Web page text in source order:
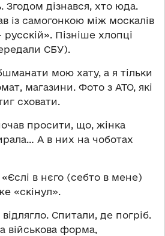
Згодом дізнався, хто юда.
із самогонкою між москалів
Пізніше хлопці
СБУ).
мою хату, а я тільки
магазини. Фото з АТО, які
сховати.
просити, що, жінка
А в них на чоботах
в нєго (себто в мене)
«скінул».
Спитали, де погріб.
військова форма,